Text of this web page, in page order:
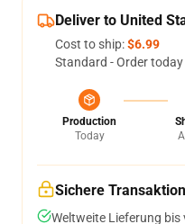
Deliver to United
Cost to ship:$6.99
Standard - Order
Production
Today
Sichere Transaktion
Weltweite Lieferung bis